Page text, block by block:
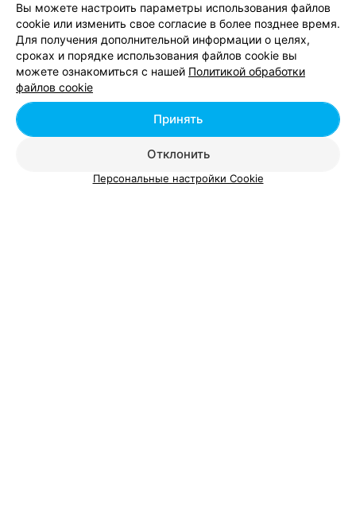
ПАРИКМАХЕР-ВИЗАЖИСТ
Саша Михайлова
Минск до 21:00
Макияж
Свадебный
Цена по запросу
Вы можете настроить параметры использования файлов
cookie или изменить свое согласие в более позднее время.
Для получения дополнительной информации о целях,
сроках и порядке использования файлов cookie вы
можете ознакомиться с нашей Политикой обработки
файлов cookie
Отклонить
Принять
Персональные настройки Cookie